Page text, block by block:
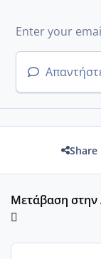
Share
Μετάβαση στην